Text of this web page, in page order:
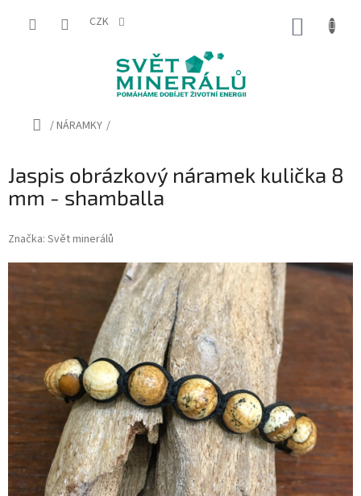
CZK
Domů
/NÁRAMKY /
Jaspis obrázkový náramek kulička 8
mm - shamballa
Značka: Svět minerálů